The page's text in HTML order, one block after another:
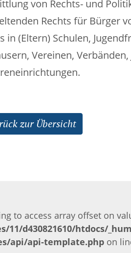
von Rechts- und
Rechts für Bürger
in (Eltern) Schulen,
Vereinen,
zur Übersicht
to access array offset on
11/d430821610/htdocs/
api/api-template.php on